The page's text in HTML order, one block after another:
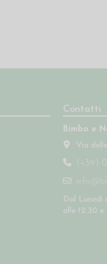
Contatti
Bimbo e
Via
(+39)
Dal Lunedì
alle 12:30 e